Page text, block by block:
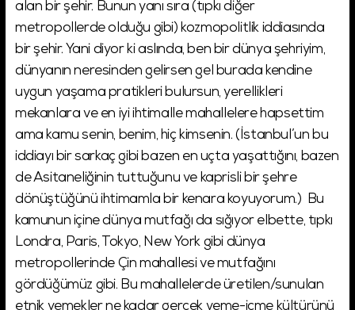
alan bir şehir. Bunun yanı sıra (tıpkı diğer
metropollerde olduğu gibi) kozmopolitlik iddiasında
bir şehir. Yani diyor ki aslında, ben bir dünya şehriyim,
dünyanın neresinden gelirsen gel burada kendine
uygun yaşama pratikleri bulursun, yerellikleri
mekanlara ve en iyi ihtimalle mahallelere hapsettim
ama kamu senin, benim, hiç kimsenin. (İstanbul’un bu
iddiayı bir sarkaç gibi bazen en uçta yaşattığını, bazen
de Asitaneliğinin tuttuğunu ve kaprisli bir şehre
dönüştüğünü ihtimamla bir kenara koyuyorum.) Bu
kamunun içine dünya mutfağı da sığıyor elbette, tıpkı
Londra, Paris, Tokyo, New York gibi dünya
metropollerinde Çin mahallesi ve mutfağını
gördüğümüz gibi. Bu mahallelerde üretilen/sunulan